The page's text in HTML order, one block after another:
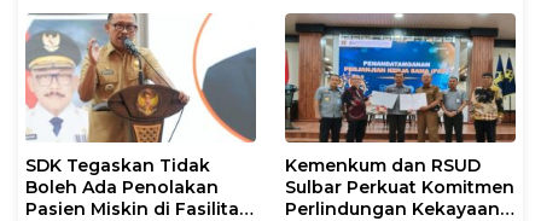
SDK Tegaskan Tidak
Boleh Ada Penolakan
Pasien Miskin di Fasilitas
Kemenkum dan RSUD
Sulbar Perkuat Komitmen
Perlindungan Kekayaan